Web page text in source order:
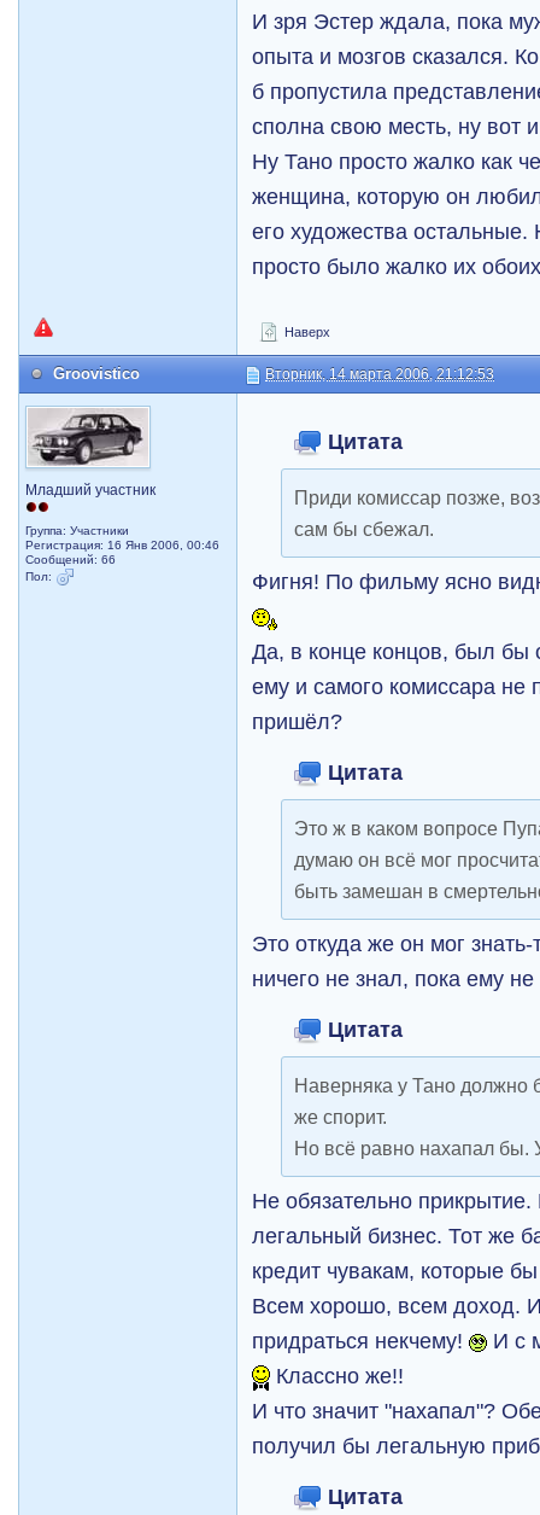
И зря Эстер ждала, пока
опыта и мозгов сказался.
б пропустила
сполна свою месть, ну вот
Ну Тано просто жалко как
женщина, которую он
его художества
просто было жалко их
Наверх
Groovistico Вторник, 14 марта 2006, 21:12:53
Младший участник
Группа: Участники
Регистрация: 16 Янв 2006, 00:46
Сообщений: 66
Пол:
Цитата
Приди комиссар позже,
сам бы сбежал.
Фигня! По фильму ясно
Да, в конце концов, был бы
ему и самого комиссара не
пришёл?
Цитата
Это ж в каком вопросе
думаю он всё мог
быть замешан в
Это откуда же он мог
ничего не знал, пока ему не
Цитата
Наверняка у Тано должно
же спорит.
Но всё равно нахапал
Не обязательно
легальный бизнес. Тот же
кредит чувакам, которые
Всем хорошо, всем доход.
придраться некчему!
И с
Классно же!!
И что значит "нахапал"?
получил бы легальную
Цитата